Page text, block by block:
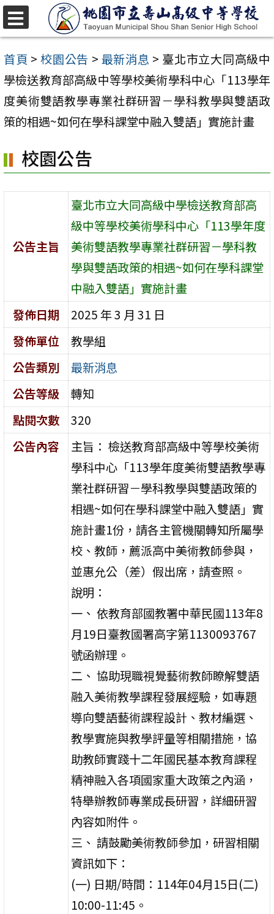
跳
至
主
要
內
容
首頁 > 校園公告 > 最新消息 > 臺北市立大同高級中
學檢送教育部高級中等學校美術學科中心「113學年
度美術雙語教學專業社群研習－學科教學與雙語政
策的相遇~如何在學科課堂中融入雙語」實施計畫
校園公告
公告主旨
臺北市立大同高級中學檢送教育部高
級中等學校美術學科中心「113學年度
美術雙語教學專業社群研習－學科教
學與雙語政策的相遇~如何在學科課堂
中融入雙語」實施計畫
發佈日期
2025 年 3 月 31 日
發佈單位
教學組
公告類別
最新消息
公告等級
轉知
點閱次數
320
公告內容
主旨： 檢送教育部高級中等學校美術
學科中心「113學年度美術雙語教學專
業社群研習－學科教學與雙語政策的
相遇~如何在學科課堂中融入雙語」實
施計畫1份，請各主管機關轉知所屬學
校、教師，薦派高中美術教師參與，
並惠允公（差）假出席，請查照。
說明：
一、 依教育部國教署中華民國113年8
月19日臺教國署高字第1130093767
號函辦理。
二、 協助現職視覺藝術教師瞭解雙語
融入美術教學課程發展經驗，如專題
導向雙語藝術課程設計、教材編選、
教學實施與教學評量等相關措施，協
助教師實踐十二年國民基本教育課程
精神融入各項國家重大政策之內涵，
特舉辦教師專業成長研習，詳細研習
內容如附件。
三、 請鼓勵美術教師參加，研習相關
資訊如下：
(一) 日期/時間：114年04月15日(二)
10:00-11:45。
選
單